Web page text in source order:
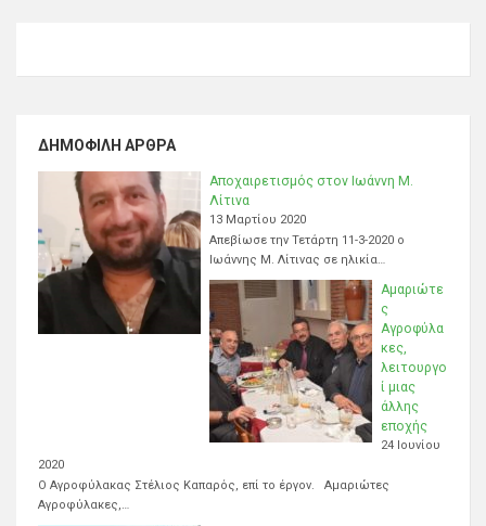
ΔΗΜΟΦΙΛΉ ΆΡΘΡΑ
Αποχαιρετισμός στον Ιωάννη Μ.
Λίτινα
13 Μαρτίου 2020
Απεβίωσε την Τετάρτη 11-3-2020 ο
Ιωάννης Μ. Λίτινας σε ηλικία…
Αμαριώτε
ς
Αγροφύλα
κες,
λειτουργο
ί μιας
άλλης
εποχής
24 Ιουνίου
2020
Ο Αγροφύλακας Στέλιος Καπαρός, επί το έργον. Αμαριώτες
Αγροφύλακες,…